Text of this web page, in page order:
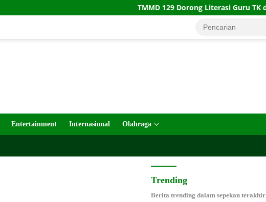
TMMD 129 Dorong Literasi Guru TK di Randuagung
Entertainment Internasional Olahraga
Trending
Berita trending dalam sepekan terakhir